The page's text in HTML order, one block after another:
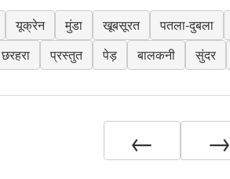
यूक्रेन मुंडा खूबसूरत पतला-दुबला
छरहरा प्रस्तुत पेड़ बालकनी सुंदर
← →